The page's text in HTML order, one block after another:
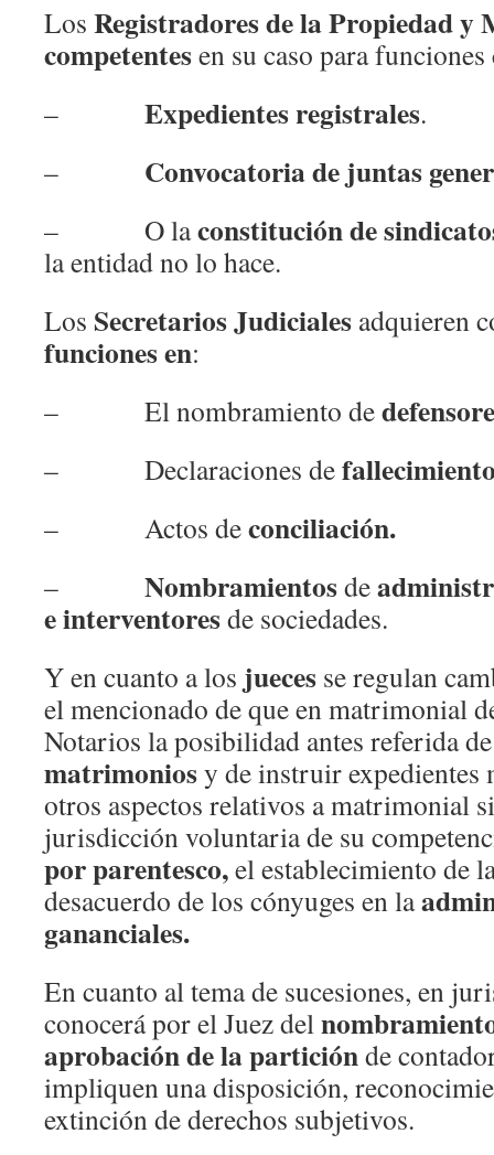
Los Registradores de la Propiedad y
competentesen su caso para
– Expedientes registrales.
– Convocatoria de juntas
– O laconstitución de
la entidad no lo hace.
Los Secretarios Judiciales adquieren
funciones en:
– El nombramiento de
– Declaraciones de
– Actos deconciliación.
– Nombramientosde
e interventoresde sociedades.
Y en cuanto a los jueces se regulan
el mencionado de que en matrimonial
Notarios la posibilidad antes referida
matrimoniosy de instruir expedientes
otros aspectos relativos a matrimonial
jurisdicción voluntaria de su
por parentesco,el establecimiento de
desacuerdo de los cónyuges en la
gananciales.
En cuanto al tema de sucesiones, en
conocerá por el Juez del
aprobación de la particiónde
impliquen una disposición,
extinción de derechos subjetivos.